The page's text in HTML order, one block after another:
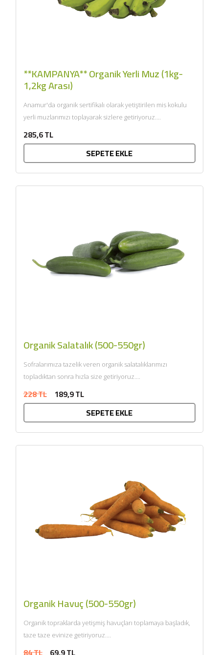
**KAMPANYA** Organik Yerli Muz (1kg-
1,2kg Arası)
Anamur'da organik sertifikalı olarak yetiştirilen mis kokulu
yerli muzlarımızı toplayarak sizlere getiriyoruz....
285,6 TL
SEPETE EKLE
Organik Salatalık (500-550gr)
Sofralarımıza tazelik veren organik salatalıklarımızı
topladıktan sonra hızla size getiriyoruz....
228 TL 189,9 TL
SEPETE EKLE
Organik Havuç (500-550gr)
Organik topraklarda yetişmiş havuçları toplamaya başladık,
taze taze evinize getiriyoruz....